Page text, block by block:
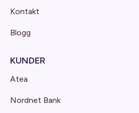
Kontakt
Blogg
KUNDER
Atea
Nordnet Bank